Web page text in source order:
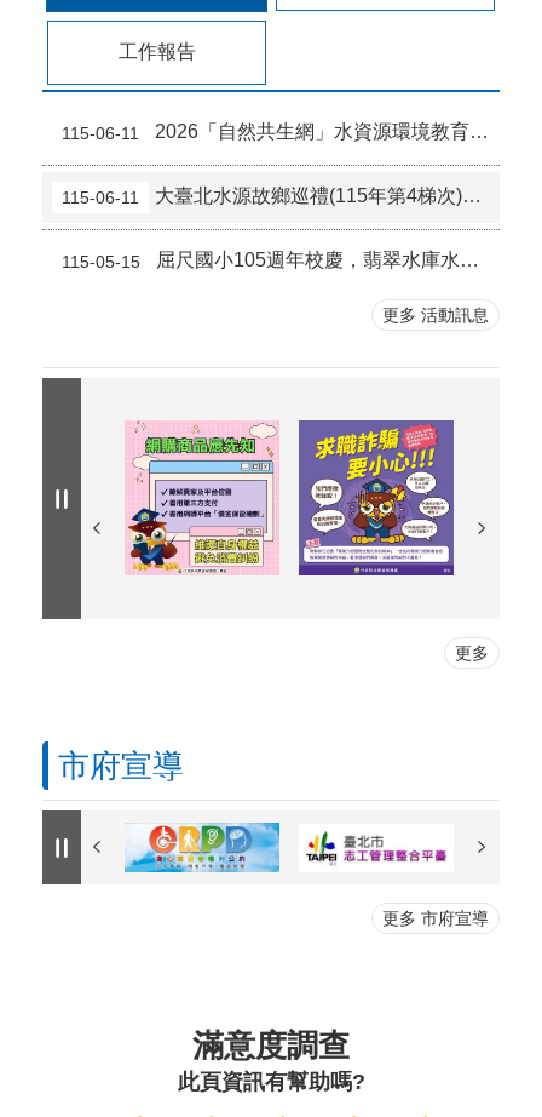
115-07-26
工作報告
115-06-11 2026「自然共生網」水資源環境教育對焦工作坊 歡迎報名參加！
115-06-11 大臺北水源故鄉巡禮(115年第4梯次)親子180人熱情參與
115-05-15 屈尺國小105週年校慶，翡翠水庫水資源生態環境教育
更多 活動訊息
更多
市府宣導
更多 市府宣導
滿意度調查
此頁資訊有幫助嗎?